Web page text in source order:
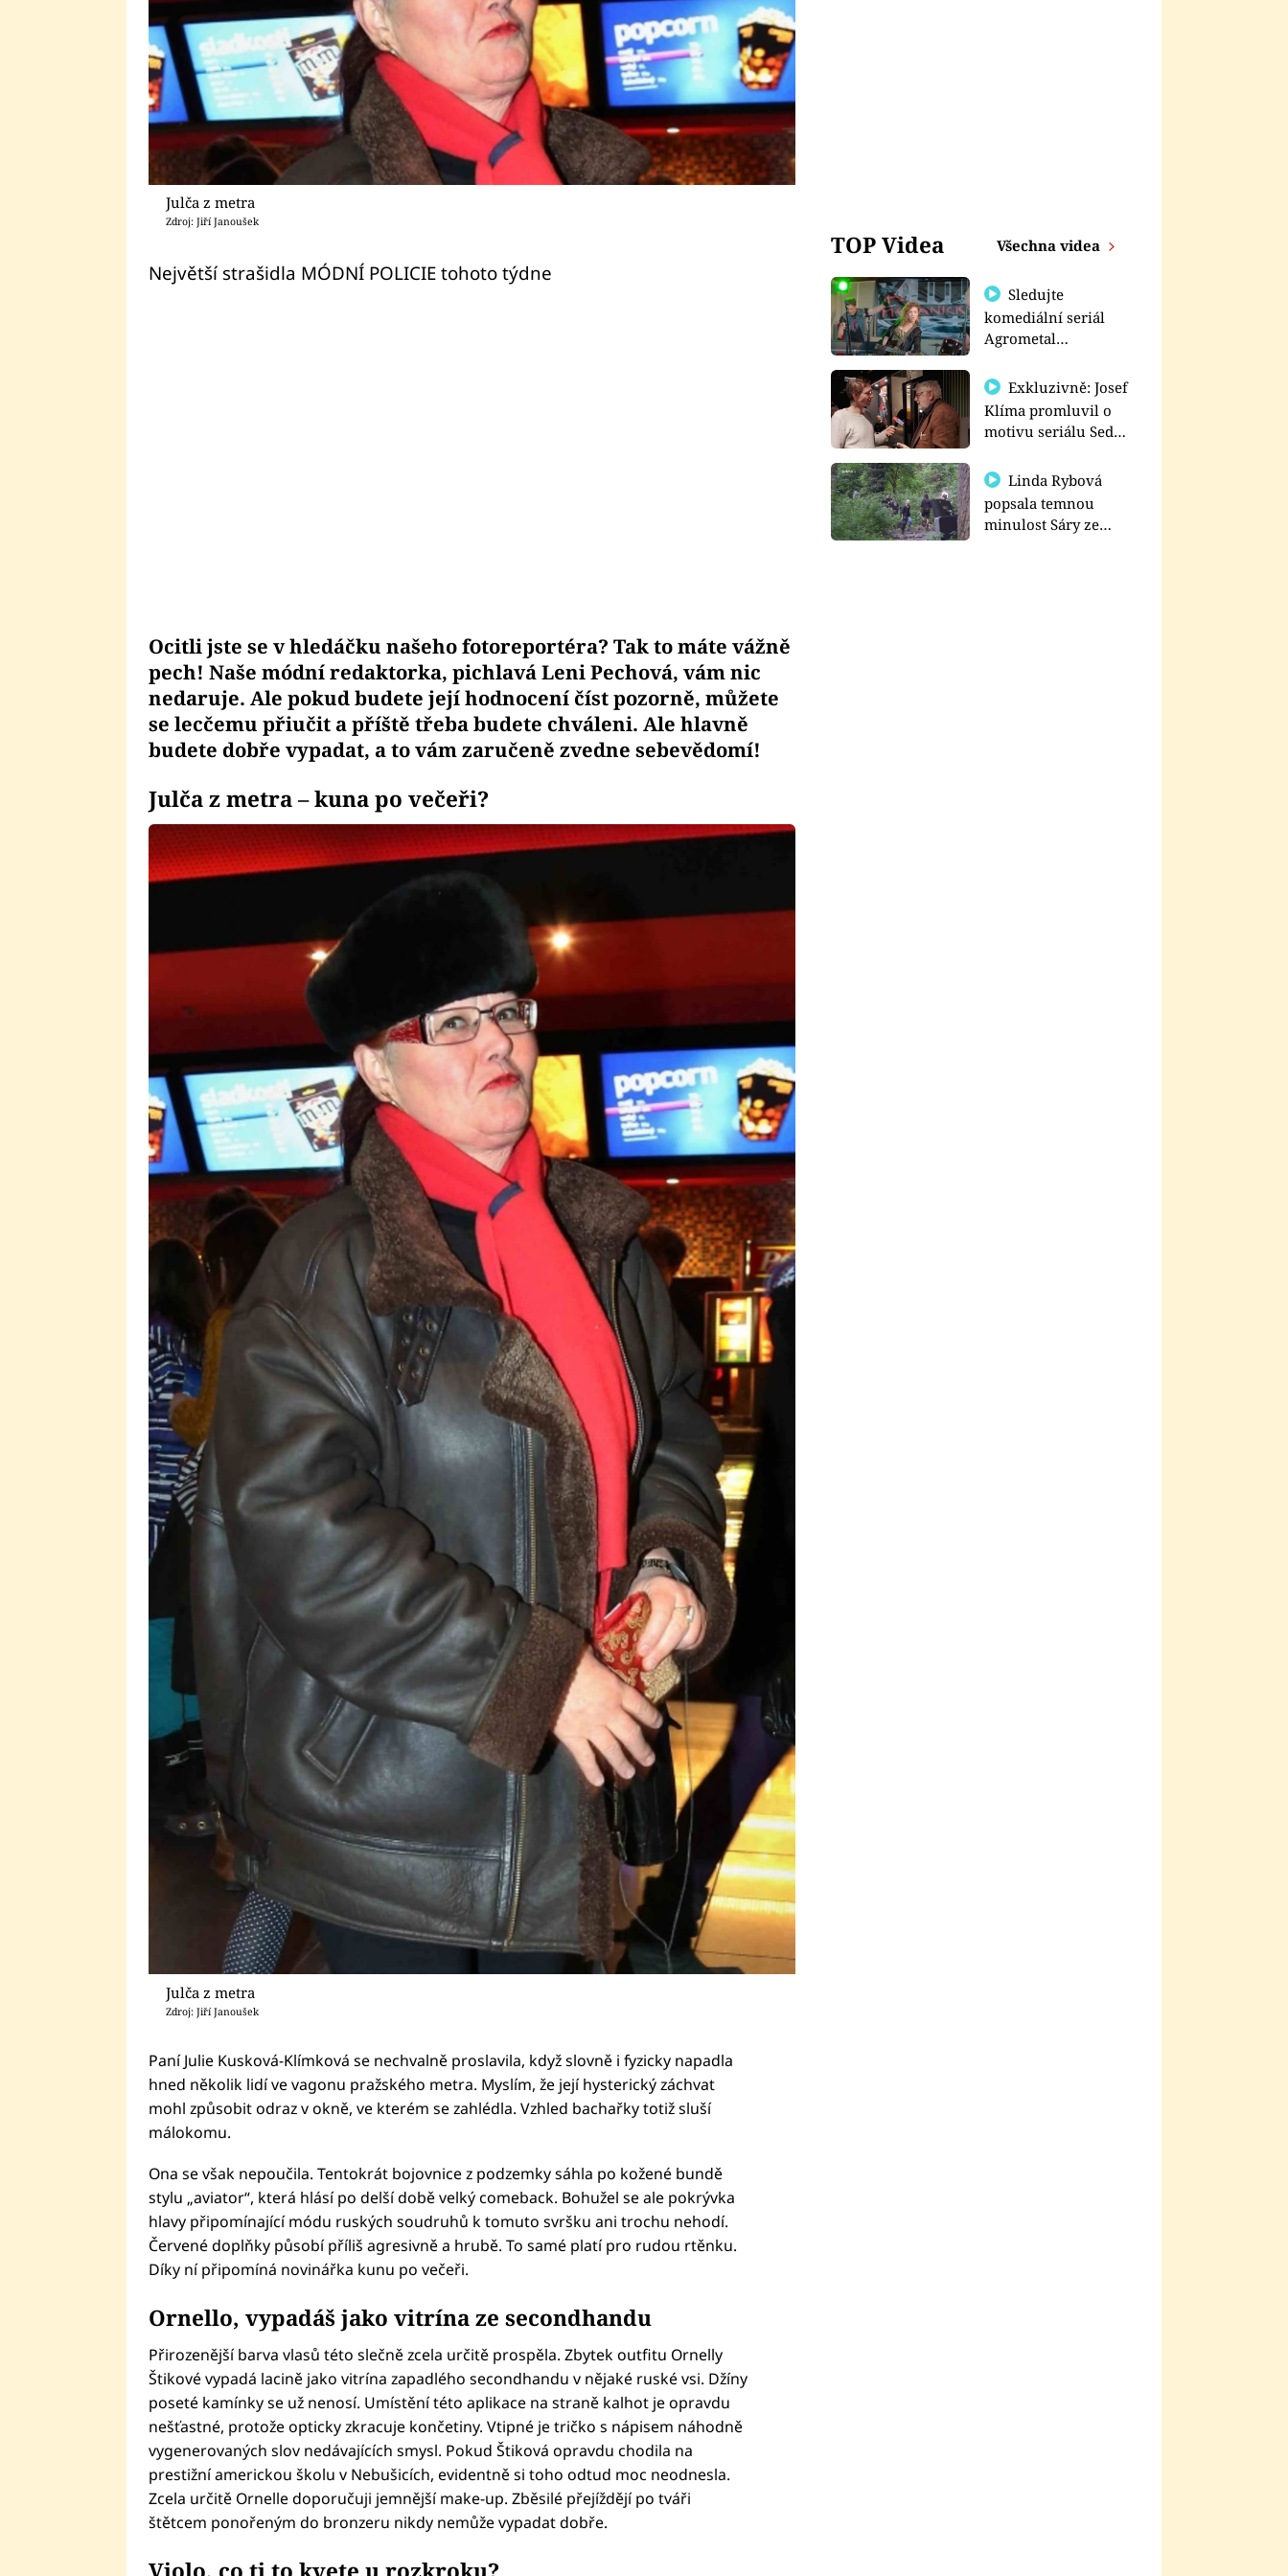
Julča z metra
Zdroj: Jiří Janoušek
Největší strašidla MÓDNÍ POLICIE tohoto týdne
Ocitli jste se v hledáčku našeho fotoreportéra? Tak to máte vážně
pech! Naše módní redaktorka, pichlavá Leni Pechová, vám nic
nedaruje. Ale pokud budete její hodnocení číst pozorně, můžete
se lecčemu přiučit a příště třeba budete chváleni. Ale hlavně
budete dobře vypadat, a to vám zaručeně zvedne sebevědomí!
Julča z metra – kuna po večeři?
Julča z metra
Zdroj: Jiří Janoušek
Paní Julie Kusková-Klímková se nechvalně proslavila, když slovně i fyzicky napadla
hned několik lidí ve vagonu pražského metra. Myslím, že její hysterický záchvat
mohl způsobit odraz v okně, ve kterém se zahlédla. Vzhled bachařky totiž sluší
málokomu.
Ona se však nepoučila. Tentokrát bojovnice z podzemky sáhla po kožené bundě
stylu „aviator“, která hlásí po delší době velký comeback. Bohužel se ale pokrývka
hlavy připomínající módu ruských soudruhů k tomuto svršku ani trochu nehodí.
Červené doplňky působí příliš agresivně a hrubě. To samé platí pro rudou rtěnku.
Díky ní připomíná novinářka kunu po večeři.
Ornello, vypadáš jako vitrína ze secondhandu
Přirozenější barva vlasů této slečně zcela určitě prospěla. Zbytek outfitu Ornelly
Štikové vypadá lacině jako vitrína zapadlého secondhandu v nějaké ruské vsi. Džíny
poseté kamínky se už nenosí. Umístění této aplikace na straně kalhot je opravdu
nešťastné, protože opticky zkracuje končetiny. Vtipné je tričko s nápisem náhodně
vygenerovaných slov nedávajících smysl. Pokud Štiková opravdu chodila na
prestižní americkou školu v Nebušicích, evidentně si toho odtud moc neodnesla.
Zcela určitě Ornelle doporučuji jemnější make-up. Zběsilé přejíždějí po tváři
štětcem ponořeným do bronzeru nikdy nemůže vypadat dobře.
TOP Videa Všechna videa
Sledujte
komediální seriál
Agrometal
prima+
Exkluzivně: Josef
Klíma promluvil o
motivu seriálu Sedm
Linda Rybová
popsala temnou
minulost Sáry ze